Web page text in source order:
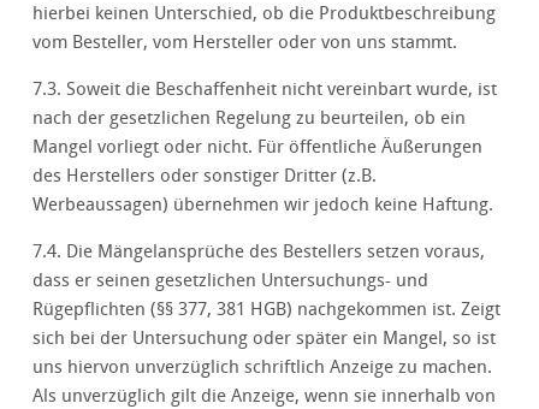
hierbei keinen Unterschied, ob die Produktbeschreibung
vom Besteller, vom Hersteller oder von uns stammt.
7.3. Soweit die Beschaffenheit nicht vereinbart wurde, ist
nach der gesetzlichen Regelung zu beurteilen, ob ein
Mangel vorliegt oder nicht. Für öffentliche Äußerungen
des Herstellers oder sonstiger Dritter (z.B.
Werbeaussagen) übernehmen wir jedoch keine Haftung.
7.4. Die Mängelansprüche des Bestellers setzen voraus,
dass er seinen gesetzlichen Untersuchungs- und
Rügepflichten (§§ 377, 381 HGB) nachgekommen ist. Zeigt
sich bei der Untersuchung oder später ein Mangel, so ist
uns hiervon unverzüglich schriftlich Anzeige zu machen.
Als unverzüglich gilt die Anzeige, wenn sie innerhalb von